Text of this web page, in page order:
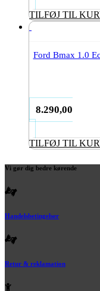
TILFØJ TIL
Ford Bmax 1.0
8.290,00
TILFØJ TIL
Vi gør dig bedre kørende
Handelsbetingelser
Retur & reklamation